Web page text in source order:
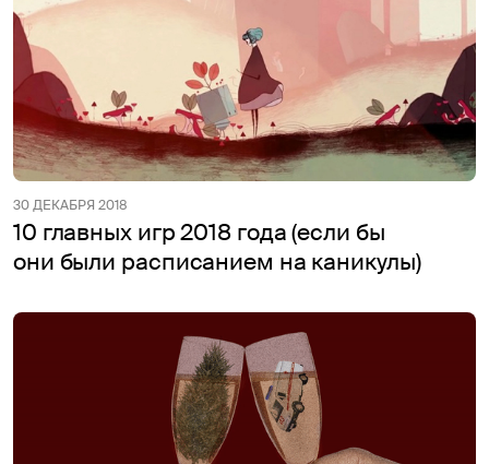
30 ДЕКАБРЯ 2018
10 главных игр 2018 года (если бы
они были расписанием на каникулы)